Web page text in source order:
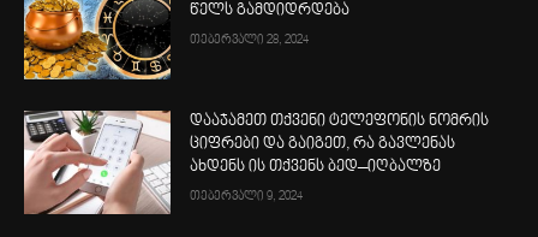
წელს გამდიდრდება
თებერვალი 28, 2024
დააჯამეთ თქვენი ტელეფონის ნომრის
ციფრები და გაიგეთ, რა გავლენას
ახდენს ის თქვენს ბედ–იღბალზე
თებერვალი 9, 2024